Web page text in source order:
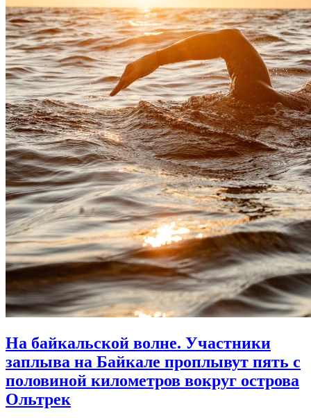
На байкальской волне. Участники
заплыва на Байкале проплывут пять с
половиной километров вокруг острова
Ольтрек